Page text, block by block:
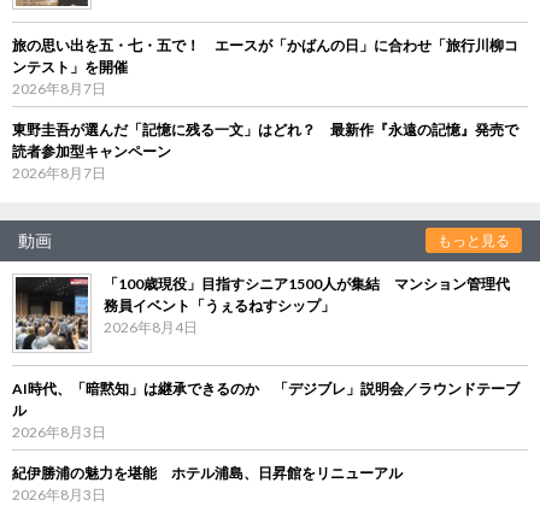
旅の思い出を五・七・五で！ エースが「かばんの日」に合わせ「旅行川柳コ
ンテスト」を開催
2026年8月7日
東野圭吾が選んだ「記憶に残る一文」はどれ？ 最新作『永遠の記憶』発売で
読者参加型キャンペーン
2026年8月7日
動画 もっと見る
「100歳現役」目指すシニア1500人が集結 マンション管理代
務員イベント「うぇるねすシップ」
2026年8月4日
AI時代、「暗黙知」は継承できるのか 「デジブレ」説明会／ラウンドテーブ
ル
2026年8月3日
紀伊勝浦の魅力を堪能 ホテル浦島、日昇館をリニューアル
2026年8月3日